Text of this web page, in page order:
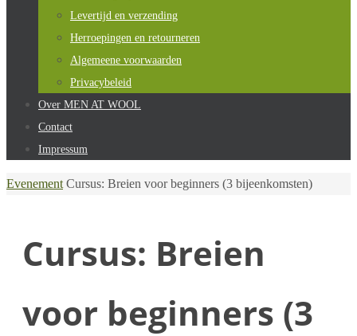
Levertijd en verzending
Herroepingen en retourneren
Algemeene voorwaarden
Privacybeleid
Over MEN AT WOOL
Contact
Impressum
Home
Evenement Cursus: Breien voor beginners (3 bijeenkomsten)
Cursus: Breien
voor beginners (3